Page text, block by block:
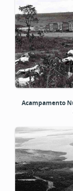
Acampamento